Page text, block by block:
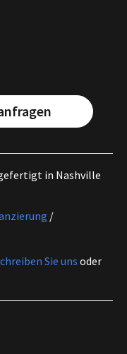
in Nashville
/
Sie uns oder